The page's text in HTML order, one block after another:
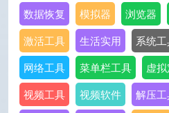
数据恢复
模拟器 浏览器
激活工具
生活实用 系统
网络工具
菜单栏工具 虚
视频工具
视频软件 解压